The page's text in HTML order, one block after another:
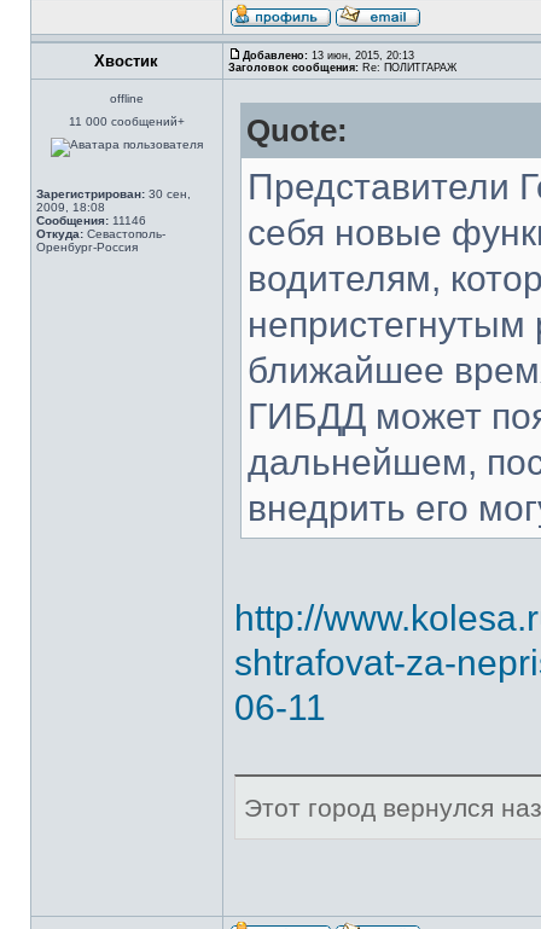
Хвостик Добавлено: 13 июн, 2015, 20:13
Заголовок сообщения: Re: ПОЛИТГАРАЖ
offline
11 000 сообщений+
Зарегистрирован: 30 сен,
2009, 18:08
Сообщения: 11146
Откуда: Севастополь-
Оренбург-Россия
Quote:
Представители
себя новые
водителям,
ближайшее
ГИБДД может
дальнейшем,
внедрить его
http://
shtrafovat-za-
06-11
Этот город вернулся